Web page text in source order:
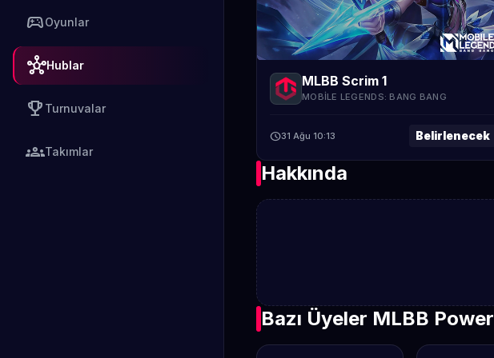
sports_esportsOyunlar
hubHublar
emoji_events Turnuvalar
groupsTakımlar
MLBB Scrim 1
MOBILE LEGENDS: BANG BANG
schedule31 Ağu 10:13 Belirlenecek
Hakkında
Bazı Üyeler MLBB Power